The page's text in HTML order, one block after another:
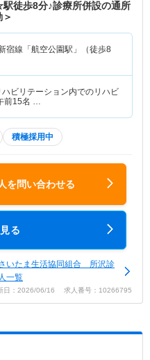
徒歩8分♪診療所併設の通所
宿線「航空公園駅」（徒歩8
ビリテーション内でのリハビ
員：午前15名 …
積極採用中
を問い合わせる
る
いたま生活協同組合 所沢診
一覧
日：2026/06/16 求人番号：10266795